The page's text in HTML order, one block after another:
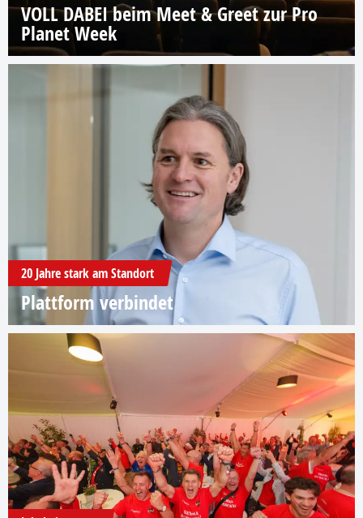
VOLL DABEI beim Meet & Greet zur Pro
Planet Week
20 Jahre stark am Standort
Plattform verbindet